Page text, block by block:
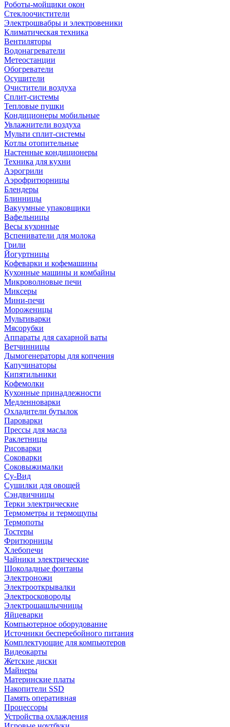
Роботы-мойщики окон
Стеклоочистители
Электрошвабры и электровеники
Климатическая техника
Вентиляторы
Водонагреватели
Метеостанции
Обогреватели
Осушители
Очистители воздуха
Сплит-системы
Тепловые пушки
Кондиционеры мобильные
Увлажнители воздуха
Мульти сплит-системы
Котлы отопительные
Настенные кондиционеры
Техника для кухни
Аэрогрили
Аэрофритюрницы
Блендеры
Блинницы
Вакуумные упаковщики
Вафельницы
Весы кухонные
Вспениватели для молока
Грили
Йогуртницы
Кофеварки и кофемашины
Кухонные машины и комбайны
Микроволновые печи
Миксеры
Мини-печи
Мороженицы
Мультиварки
Мясорубки
Аппараты для сахарной ваты
Ветчинницы
Дымогенераторы для копчения
Капучинаторы
Кипятильники
Кофемолки
Кухонные принадлежности
Медленноварки
Охладители бутылок
Пароварки
Прессы для масла
Раклетницы
Рисоварки
Соковарки
Соковыжималки
Су-Вид
Сушилки для овощей
Сэндвичницы
Терки электрические
Термометры и термощупы
Термопоты
Тостеры
Фритюрницы
Хлебопечи
Чайники электрические
Шоколадные фонтаны
Электроножи
Электрооткрывалки
Электросковороды
Электрошашлычницы
Яйцеварки
Компьютерное оборудование
Источники бесперебойного питания
Комплектующие для компьютеров
Видеокарты
Жетские диски
Майнеры
Материнские платы
Накопители SSD
Память оперативная
Процессоры
Устройства охлаждения